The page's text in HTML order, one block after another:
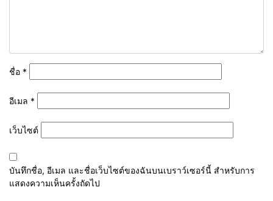
ชื่อ *
อีเมล *
เว็บไซต์
บันทึกชื่อ, อีเมล และชื่อเว็บไซต์ของฉันบนเบราว์เซอร์นี้ สำหรับการ
แสดงความเห็นครั้งถัดไป